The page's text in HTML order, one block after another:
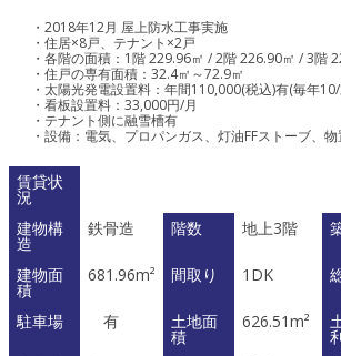
・2018年12月 屋上防水工事実施
・住居×8戸、テナント×2戸
・各階の面積：1階 229.96㎡ / 2階 226.90㎡ / 3階
・住戸の専有面積：32.4㎡～72.9㎡
・太陽光発電設置料：年間110,000(税込)有(毎年
・看板設置料：33,000円/月
・テナント側に融雪槽有
・設備：電気、プロパンガス、灯油FFストーブ、
賃貸状
況
建物構
造
鉄骨造 階数 地上3階
建物面
積
681.96m² 間取り 1DK
駐車場 有 土地面
積
626.51m²